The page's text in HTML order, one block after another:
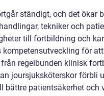
ständigt, och det ökar
tekniker och
till fortbildning och
för
regelbunden klinisk
joursjuksköterskor förbli
bättre patientsäkerhet och